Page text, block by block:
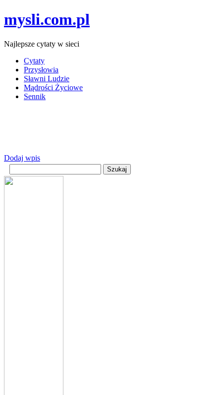
mysli.com.pl
Najlepsze cytaty w sieci
Cytaty
Przysłowia
Sławni Ludzie
Mądrości Życiowe
Sennik
Dodaj wpis